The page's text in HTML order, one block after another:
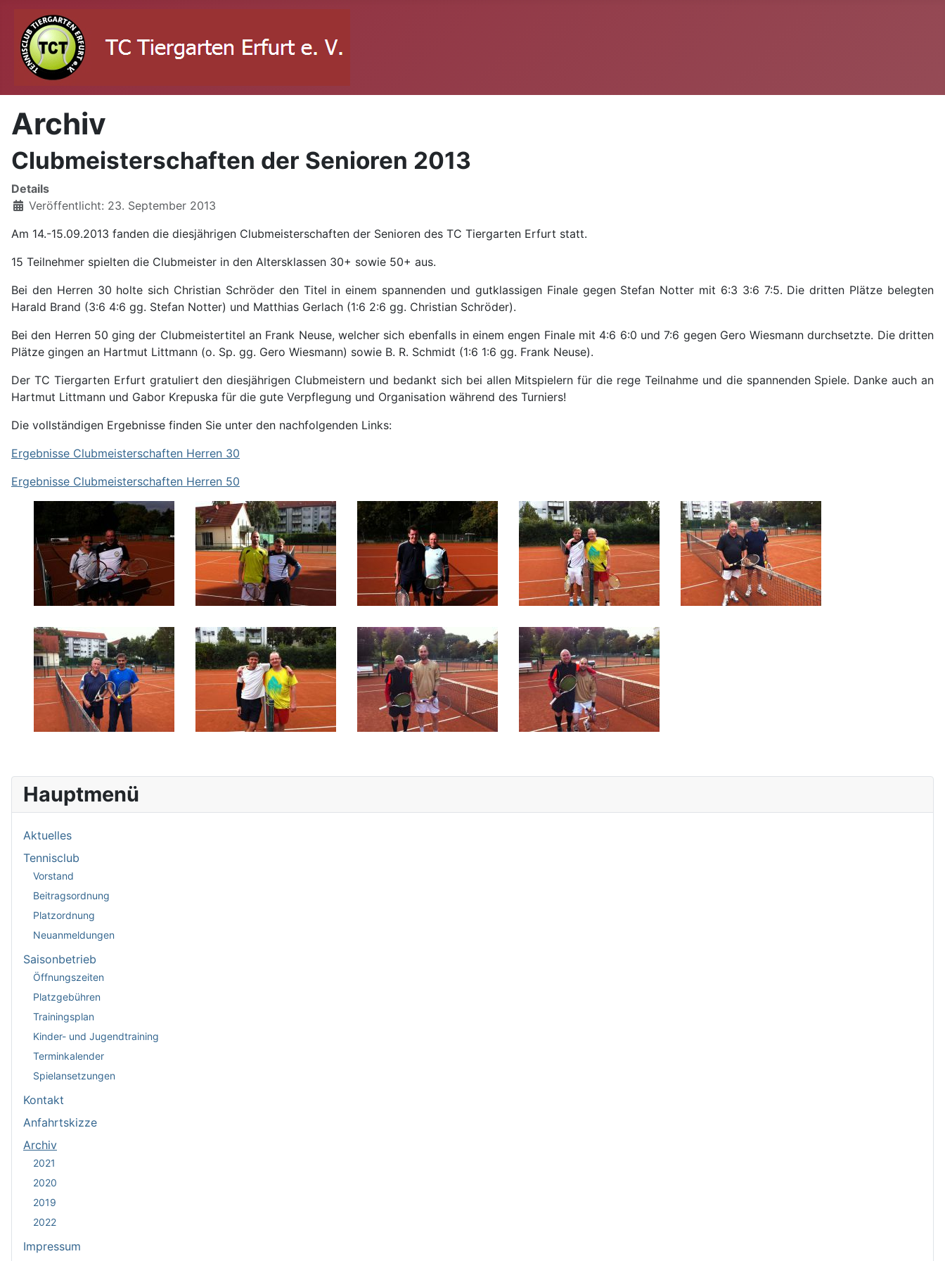
Hauptmenü
Aktuelles
Tennisclub
Vorstand
Beitragsordnung
Platzordnung
Neuanmeldungen
Saisonbetrieb
Öffnungszeiten
Platzgebühren
Trainingsplan
Kinder- und Jugendtraining
Terminkalender
Spielansetzungen
Kontakt
Anfahrtskizze
Archiv
2021
2020
2019
2022
Impressum
Archiv
Clubmeisterschaften der Senioren 2013
Details
Veröffentlicht: 23. September 2013
Am 14.-15.09.2013 fanden die diesjährigen Clubmeisterschaften der Senioren des TC Tiergarten Erfurt statt.
15 Teilnehmer spielten die Clubmeister in den Altersklassen 30+ sowie 50+ aus.
Bei den Herren 30 holte sich Christian Schröder den Titel in einem spannenden und gutklassigen Finale gegen Stefan Notter mit 6:3 3:6 7:5. Die dritten Plätze belegten
Harald Brand (3:6 4:6 gg. Stefan Notter) und Matthias Gerlach (1:6 2:6 gg. Christian Schröder).
Bei den Herren 50 ging der Clubmeistertitel an Frank Neuse, welcher sich ebenfalls in einem engen Finale mit 4:6 6:0 und 7:6 gegen Gero Wiesmann durchsetzte. Die dritten
Plätze gingen an Hartmut Littmann (o. Sp. gg. Gero Wiesmann) sowie B. R. Schmidt (1:6 1:6 gg. Frank Neuse).
Der TC Tiergarten Erfurt gratuliert den diesjährigen Clubmeistern und bedankt sich bei allen Mitspielern für die rege Teilnahme und die spannenden Spiele. Danke auch an
Hartmut Littmann und Gabor Krepuska für die gute Verpflegung und Organisation während des Turniers!
Die vollständigen Ergebnisse finden Sie unter den nachfolgenden Links:
Ergebnisse Clubmeisterschaften Herren 30
Ergebnisse Clubmeisterschaften Herren 50